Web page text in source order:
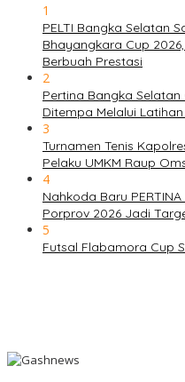
1
PELTI Bangka Selatan
Bhayangkara Cup
Berbuah Prestasi
2
Pertina Bangka
Ditempa Melalui
3
Turnamen Tenis
Pelaku UMKM Raup
4
Nahkoda Baru
Porprov 2026 Jadi
5
Futsal Flabamora Cup